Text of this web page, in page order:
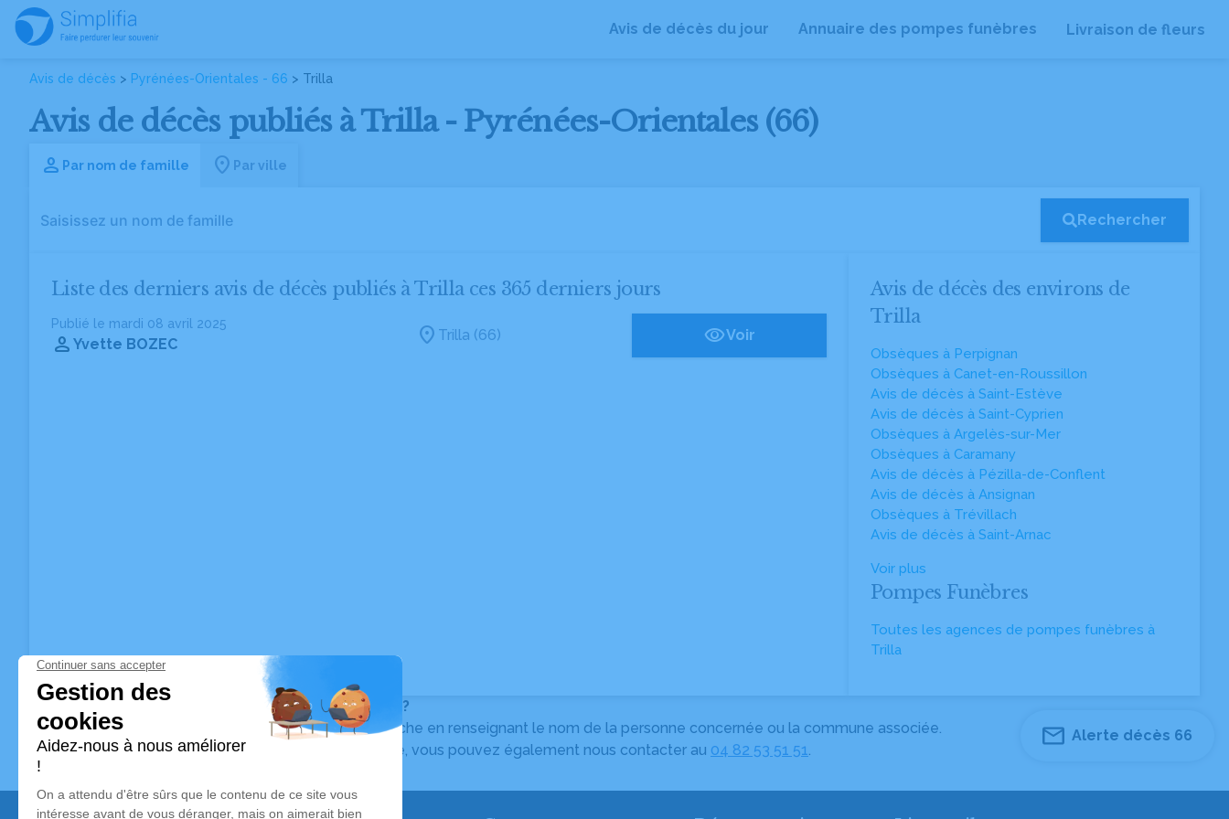
Avis de décès du jour Annuaire des pompes funèbres Livraison de fleurs
Avis de décès > Pyrénées-Orientales - 66 > Trilla
Avis de décès publiés à Trilla - Pyrénées-Orientales (66)
Par nom de famille Par ville
Rechercher
Liste des derniers avis de décès publiés à Trilla ces 365 derniers jours
Publié le mardi 08 avril 2025
Yvette BOZEC
Trilla (66) Voir
Avis de décès des environs de
Trilla
Obsèques à Perpignan
Obsèques à Canet-en-Roussillon
Avis de décès à Saint-Estève
Avis de décès à Saint-Cyprien
Obsèques à Argelès-sur-Mer
Obsèques à Caramany
Avis de décès à Pézilla-de-Conflent
Avis de décès à Ansignan
Obsèques à Trévillach
Avis de décès à Saint-Arnac
Voir plus
Pompes Funèbres
Toutes les agences de pompes funèbres à
Trilla
Vous ne trouvez pas l’avis de décès recherché ?
Pour affiner votre recherche, utilisez la barre de recherche en renseignant le nom de la personne concernée ou la commune associée.
Pour toute question relative au fonctionnement du site, vous pouvez également nous contacter au 04 82 53 51 51.
Alerte décès 66